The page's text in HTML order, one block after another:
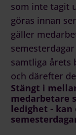
som inte tagit
göras innan
gäller
samtliga årets
och därefter
Stängt i
medarbetare
ledighet -